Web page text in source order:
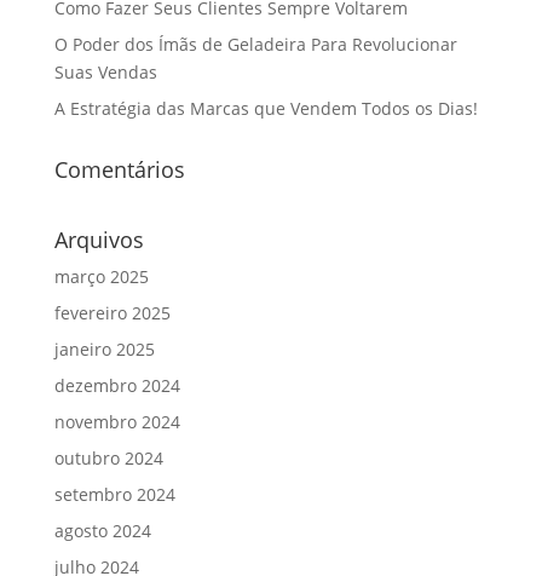
Como Fazer Seus Clientes Sempre Voltarem
O Poder dos Ímãs de Geladeira Para Revolucionar
Suas Vendas
A Estratégia das Marcas que Vendem Todos os Dias!
Comentários
Arquivos
março 2025
fevereiro 2025
janeiro 2025
dezembro 2024
novembro 2024
outubro 2024
setembro 2024
agosto 2024
julho 2024